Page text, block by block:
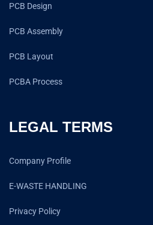
PCB Design
PCB Assembly
PCB Layout
PCBA Process
LEGAL TERMS
Company Profile
E-WASTE HANDLING
Privacy Policy